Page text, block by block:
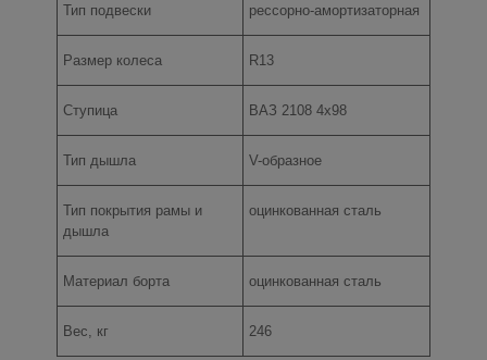
Тип подвески рессорно-амортизаторная
Размер колеса R13
Ступица ВАЗ 2108 4х98
Тип дышла V-образное
Тип покрытия рамы и
дышла
оцинкованная сталь
Материал борта оцинкованная сталь
Вес, кг 246